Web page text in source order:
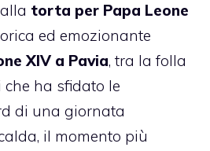
torta per Papa Leone
ed emozionante
XIV a Pavia, tra la folla
ha sfidato le
di una giornata
il momento più